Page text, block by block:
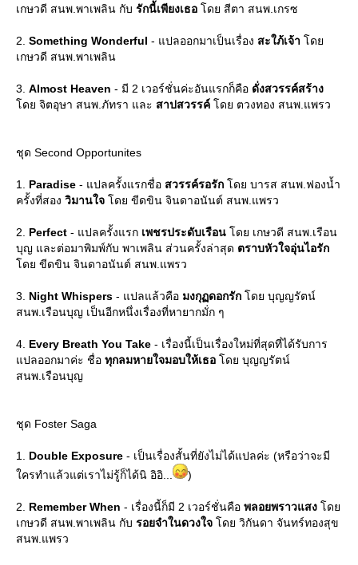
เกษวดี สนพ.พาเพลิน กับ รักนี้เพียงเธอ ดย สีตา สนพ.เกรซ
2. Something Wonderful - แปลออกมาเป็นเรื่อง สะใภ้เจ้า ด
เกษวดี สนพ.พาเพลิน
3. Almost Heaven - มี 2 เวอร์ชั่นค่ะอันแรกก็คือ ดั่งสวรรค์สร้าง
ดย จิตอุษา สนพ.ภัทรา และ สาปสวรรค์ ดย ตวงทอง สนพ.แพรว
ชุด Second Opportunites
1. Paradise - แปลครั้งแรกชื่อ สวรรค์รอรัก ดย บารส สนพ.ฟองน้ำ
ครั้งที่สอง วิมานใจ ดย ขีดขิน จินดาอนันต์ สนพ.แพรว
2. Perfect - แปลครั้งแรก เพชรประดับเรือน ดย เกษวดี สนพ.เรือน
บุญ และต่อมาพิมพ์กับ พาเพลิน ส่วนครั้งล่าสุด ตราบหัวใจอุ่นไอรัก
ดย ขีดขิน จินดาอนันต์ สนพ.แพรว
3. Night Whispers - แปลแล้วคือ มงกุฏดอกรัก ดย บุญญรัตน์
สนพ.เรือนบุญ เป็นอีกหนึ่งเรื่องที่หายากมั่ก ๆ
4. Every Breath You Take - เรื่องนี้เป็นเรื่องใหม่ที่สุดที่ได้รับการ
ปลออกมาค่ะ ชื่อ ทุกลมหายใจมอบให้เธอ ดย บุญญรัตน์
สนพ.เรือนบุญ
ชุด Foster Saga
1. Double Exposure - เป็นเรื่องสั้นที่ยังไม่ได้แปลค่ะ (หรือว่าจะมี
ครทำแล้วแต่เราไม่รู้ก็ได้นิ อิอิ...
)
2. Remember When - เรื่องนี้ก็มี 2 เวอร์ชั่นคือ พลอยพราวแสง ด
เกษวดี สนพ.พาเพลิน กับ รอยจำในดวงใจ ดย วิกันดา จันทร์ทองสุข
สนพ.แพรว